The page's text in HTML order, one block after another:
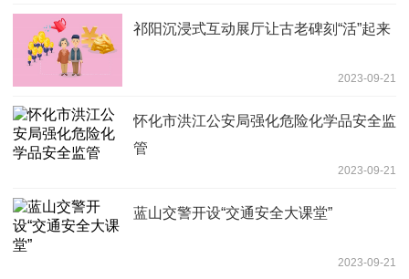
祁阳沉浸式互动展厅让古老碑刻“活”起来
2023-09-21
怀化市洪江公安局强化危险化学品安全监
管
2023-09-21
蓝山交警开设“交通安全大课堂”
2023-09-21